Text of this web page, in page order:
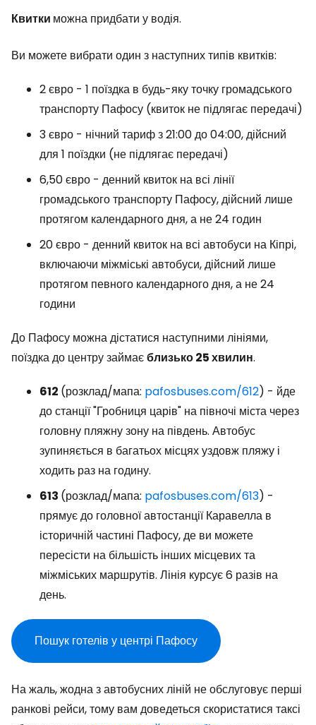
Квитки можна придбати у водія.
Ви можете вибрати один з наступних типів квитків:
2 євро - 1 поїздка в будь-яку точку громадського
транспорту Пафосу (квиток не підлягає передачі)
3 євро - нічний тариф з 21:00 до 04:00, дійсний
для 1 поїздки (не підлягає передачі)
6,50 євро - денний квиток на всі лінії
громадського транспорту Пафосу, дійсний лише
протягом календарного дня, а не 24 годин
20 євро - денний квиток на всі автобуси на Кіпрі,
включаючи міжміські автобуси, дійсний лише
протягом певного календарного дня, а не 24
години
До Пафосу можна дістатися наступними лініями,
поїздка до центру займаєблизько 25 хвилин.
612 (розклад/мапа: pafosbuses.com/612) - йде
до станції "Гробниця царів" на півночі міста через
головну пляжну зону на південь. Автобус
зупиняється в багатьох місцях уздовж пляжу і
ходить раз на годину.
613 (розклад/мапа: pafosbuses.com/613) -
прямує до головної автостанції Каравелла в
історичній частині Пафосу, де ви можете
пересісти на більшість інших місцевих та
міжміських маршрутів. Лінія курсує 6 разів на
день.
Пошук готелів у центрі Пафосу
На жаль, жодна з автобусних ліній не обслуговує перші
ранкові рейси, тому вам доведеться скористатися таксі